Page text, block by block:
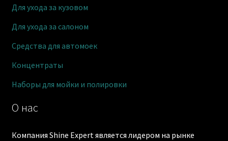
О нас
Компания Shine Expert является лидером на рынке
Для ухода за кузовом
Для ухода за салоном
Средства для автомоек
Концентраты
Наборы для мойки и полировки